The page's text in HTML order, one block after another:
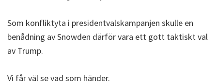
Som konfliktyta i presidentvalskampanjen skulle en
benådning av Snowden därför vara ett gott taktiskt val
av Trump.
Vi får väl se vad som händer.